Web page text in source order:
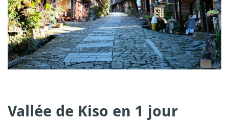
Vallée de Kiso en 1 jour